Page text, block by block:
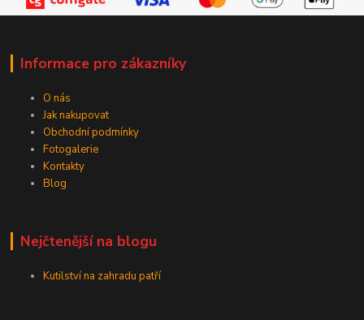
Informace pro zákazníky
O nás
Jak nakupovat
Obchodní podmínky
Fotogalerie
Kontakty
Blog
Nejčtenější na blogu
Kutilství na zahradu patří